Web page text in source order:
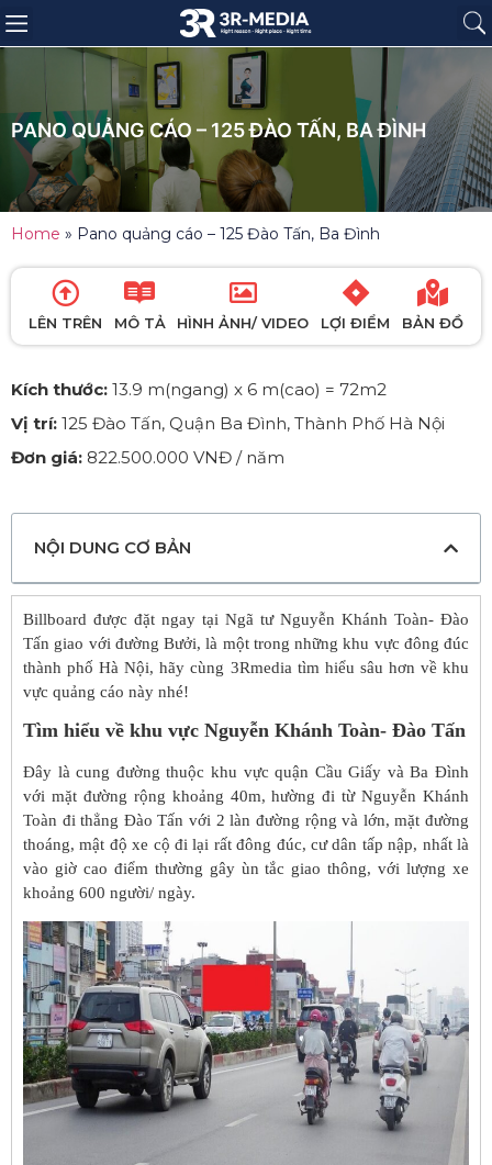
PANO QUẢNG CÁO – 125 ĐÀO TẤN, BA ĐÌNH
Home » Pano quảng cáo – 125 Đào Tấn, Ba Đình
LÊN TRÊN MÔ TẢ HÌNH ẢNH/ VIDEO LỢI ĐIỂM BẢN ĐỒ
Kích thước: 13.9 m(ngang) x 6 m(cao) = 72m2
Vị trí: 125 Đào Tấn, Quận Ba Đình, Thành Phố Hà Nội
Đơn giá: 822.500.000 VNĐ / năm
NỘI DUNG CƠ BẢN
Billboard được đặt ngay tại Ngã tư Nguyễn Khánh Toàn- Đào
Tấn giao với đường Bưởi, là một trong những khu vực đông đúc
thành phố Hà Nội, hãy cùng 3Rmedia tìm hiểu sâu hơn về khu
vực quảng cáo này nhé!
Tìm hiểu về khu vực Nguyễn Khánh Toàn- Đào Tấn
Đây là cung đường thuộc khu vực quận Cầu Giấy và Ba Đình
với mặt đường rộng khoảng 40m, hường đi từ Nguyễn Khánh
Toàn đi thẳng Đào Tấn với 2 làn đường rộng và lớn, mặt đường
thoáng, mật độ xe cộ đi lại rất đông đúc, cư dân tấp nập, nhất là
vào giờ cao điểm thường gây ùn tắc giao thông, với lượng xe
khoảng 600 người/ ngày.